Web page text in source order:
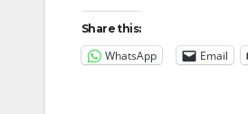
Share this:
WhatsApp Email